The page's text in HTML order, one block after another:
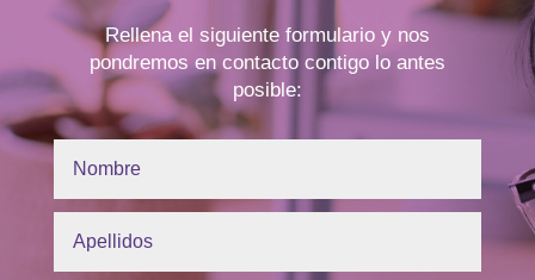
Rellena el siguiente formulario y nos
pondremos en contacto contigo lo antes
posible: